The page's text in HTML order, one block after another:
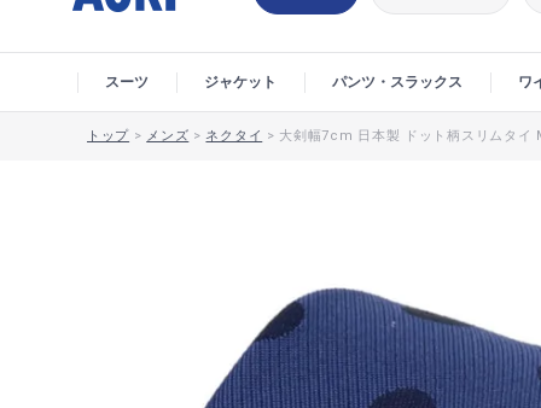
スーツ ジャケット パンツ・スラックス ワ
トップ > メンズ > ネクタイ > 大剣幅7cm 日本製 ドット柄スリムタイ